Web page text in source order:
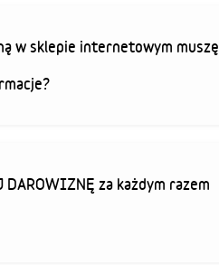
w sklepie internetowym muszę
za każdym razem